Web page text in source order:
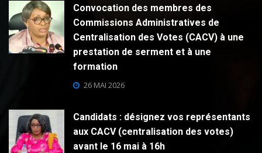
Convocation des membres des
Commissions Administratives de
Centralisation des Votes (CACV) à une
prestation de serment et à une
formation
26 MAI 2026
Candidats : désignez vos représentants
aux CACV (centralisation des votes)
avant le 16 mai à 16h